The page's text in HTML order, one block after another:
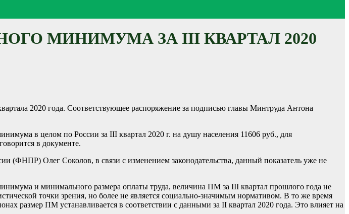
МИНИМУМА ЗА III КВАРТАЛ 2020
2020 года. Соответствующее распоряжение за подписью главы Минтруда Антона
в целом по России за III квартал 2020 г. на душу населения 11606 руб., для
в документе.
(ФНПР) Олег Соколов, в связи с изменением законодательства, данный показатель уже не
и минимального размера оплаты труда, величина ПМ за III квартал прошлого года не
точки зрения, но более не является социально-значимым нормативом. В то же время
размер ПМ устанавливается в соответствии с данными за II квартал 2020 года. Это влияет на